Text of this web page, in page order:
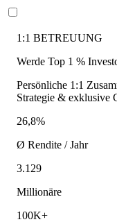
1:1 BETREUUNG
Werde Top 1 %
Persönliche 1:1
Strategie & exklusive
26,8%
Ø Rendite / Jahr
3.129
Millionäre
100K+